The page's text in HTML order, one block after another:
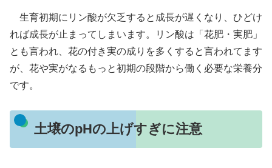
生育初期にリン酸が欠乏すると成長が遅くなり、ひどけ
れば成長が止まってしまいます。リン酸は「花肥・実肥」
とも言われ、花の付き実の成りを多くすると言われてます
が、花や実がなるもっと初期の段階から働く必要な栄養分
です。
土壌のpHの上げすぎに注意